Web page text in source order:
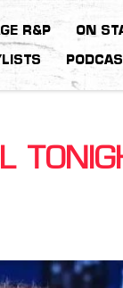
R&P ON